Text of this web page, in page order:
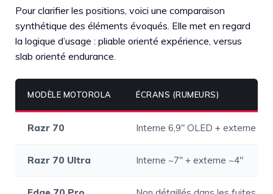
Pour clarifier les positions, voici une comparaison
synthétique des éléments évoqués. Elle met en regard
la logique d’usage : pliable orienté expérience, versus
slab orienté endurance.
MODÈLE MOTOROLA ÉCRANS (RUMEURS)
Razr 70 Interne 6,9″ OLED + externe
Razr 70 Ultra Interne ~7″ + externe ~4″